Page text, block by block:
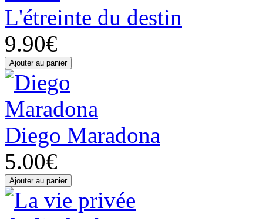
L'étreinte du destin
9.90€
Diego Maradona
5.00€